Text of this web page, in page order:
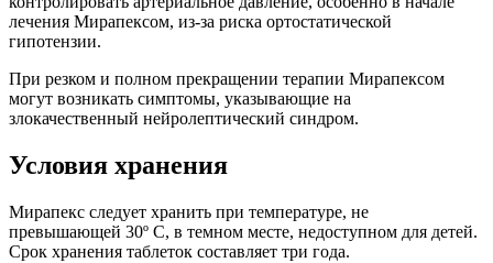
лечения Мирапексом, из-за риска ортостатической
гипотензии.
При резком и полном прекращении терапии Мирапексом
могут возникать симптомы, указывающие на
злокачественный нейролептический синдром.
Условия хранения
Мирапекс следует хранить при температуре, не
превышающей 30º С, в темном месте, недоступном для детей.
Срок хранения таблеток составляет три года.